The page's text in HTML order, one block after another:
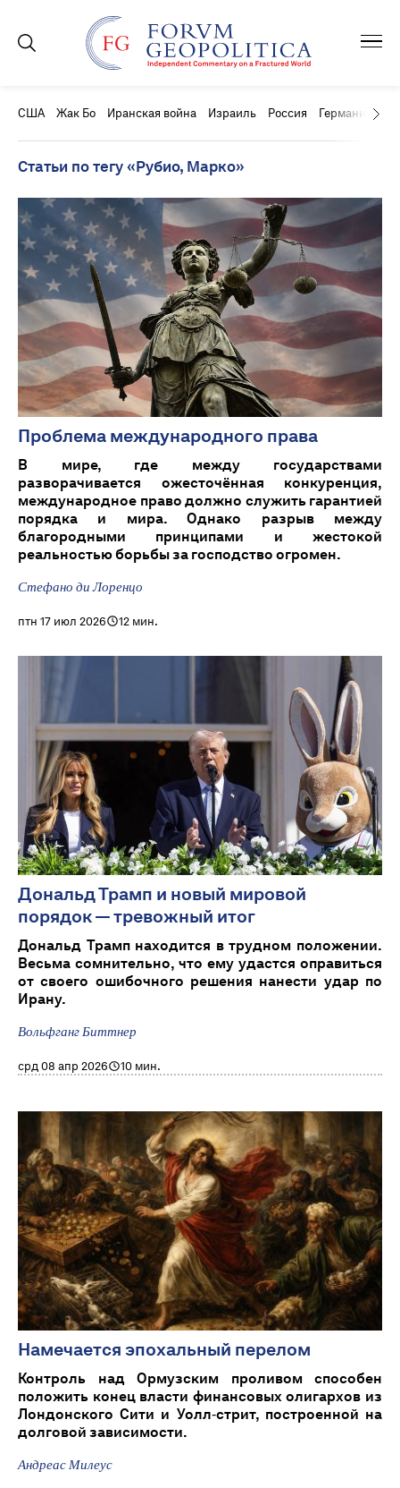
США Жак Бо Иранская война Израиль Россия Германия
Статьи по тегу «Рубио, Марко»
Проблема международного права
В мире, где между государствами
разворачивается ожесточённая конкуренция,
международное право должно служить гарантией
порядка и мира. Однако разрыв между
благородными принципами и жестокой
реальностью борьбы за господство огромен.
Стефано ди Лоренцо
птн 17 июл 2026 12 мин.
Дональд Трамп и новый мировой
порядок — тревожный итог
Дональд Трамп находится в трудном положении.
Весьма сомнительно, что ему удастся оправиться
от своего ошибочного решения нанести удар по
Ирану.
Вольфганг Биттнер
срд 08 апр 2026 10 мин.
Намечается эпохальный перелом
Контроль над Ормузским проливом способен
положить конец власти финансовых олигархов из
Лондонского Сити и Уолл‑стрит, построенной на
долговой зависимости.
Андреас Милеус